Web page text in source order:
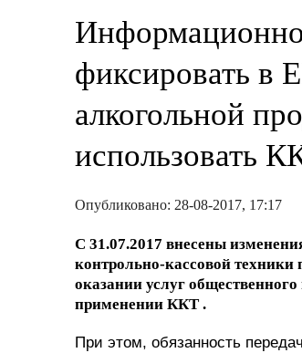
фиксировать в
алкогольной
использовать
Опубликовано: 28-08-2017,
С 31.07.2017 внесены
контрольно-кассовой
оказании услуг
применении ККТ .
При этом, обязанность